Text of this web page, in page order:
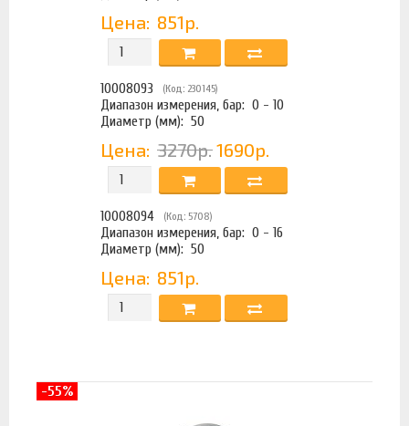
Цена: 851р.
10008093 (Код: 230145)
Диапазон измерения, бар: 0 - 10
Диаметр (мм): 50
Цена: 3270р. 1690р.
10008094 (Код: 5708)
Диапазон измерения, бар: 0 - 16
Диаметр (мм): 50
Цена: 851р.
-55%